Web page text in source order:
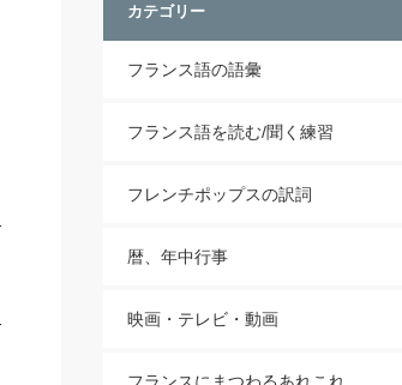
カテゴリー
フランス語の語彙
フランス語を読む/聞く練習
フレンチポップスの訳詞
暦、年中行事
映画・テレビ・動画